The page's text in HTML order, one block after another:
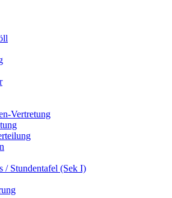
Vertretung
/ Stundentafel (Sek I)